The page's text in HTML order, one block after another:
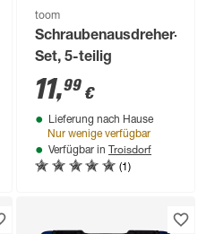
toom
Schraubenausdreher-
Set, 5-teilig
11,99 €
Lieferung nach Hause
Nur wenige verfügbar
Verfügbar in Troisdorf
(1)